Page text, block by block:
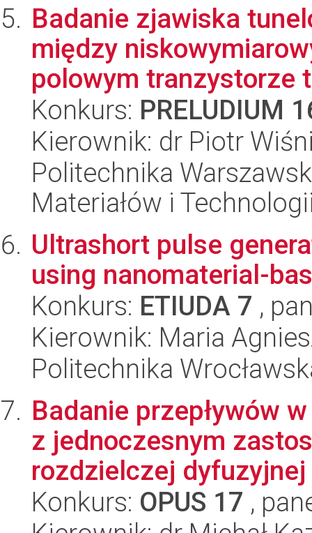
Badanie zjawiska
między
polowym tranzystorze
Konkurs: PRELUDIUM
Kierownik: dr Piotr
Politechnika
Materiałów i
Ultrashort pulse
using nanomaterial-
Konkurs: ETIUDA 7 ,
Kierownik: Maria
Politechnika
Badanie przepływów
z jednoczesnym
rozdzielczej
Konkurs: OPUS 17 ,